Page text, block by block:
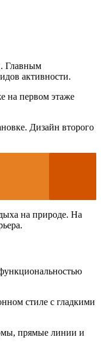
Главным
активности.
на первом этаже
Дизайн второго
на природе. На
стиле с гладкими
прямые линии и